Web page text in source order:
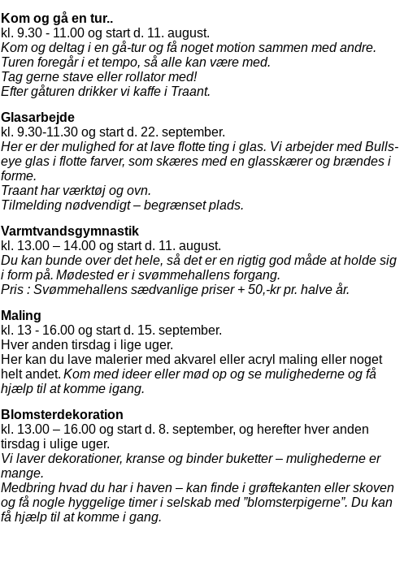
Kom og gå en tur..
kl. 9.30 - 11.00 og start d. 11. august.
Kom og deltag i en gå-tur og få noget motion sammen med andre.
Turen foregår i et tempo, så alle kan være med.
Tag gerne stave eller rollator med!
Efter gåturen drikker vi kaffe i Traant.
Glasarbejde
kl. 9.30-11.30 og start d. 22. september.
Her er der mulighed for at lave flotteting i glas. Vi arbejder med Bulls-
eye glas i flotte farver, som skæres med en glasskærer og brændes i
forme.
Traant har værktøj og ovn.
Tilmelding nødvendigt – begrænset plads.
Varmtvandsgymnastik
kl. 13.00 – 14.00 og start d. 11. august.
Du kan bunde over det hele, så det eren rigtig god måde at holde sig
i form på. Mødested er i svømmehallens forgang.
Pris : Svømmehallens sædvanlige priser + 50,-kr pr. halve år.
Maling
kl. 13 - 16.00 og start d. 15. september.
Hver anden tirsdag i lige uger.
Her kan du lave malerier med akvarel eller acryl maling eller noget
helt andet. Kom med ideer eller mød op og se mulighederne og få
hjælp til at komme igang.
Blomsterdekoration
kl. 13.00 – 16.00 og start d. 8. september, og herefter hver anden
tirsdag i ulige uger.
Vi laver dekorationer, kranse og binder buketter – mulighederne er
mange.
Medbring hvad du har i haven – kan finde i grøftekanten eller skoven
og få nogle hyggelige timer i selskab med ”blomsterpigerne”. Du kan
få hjælp til at komme i gang.